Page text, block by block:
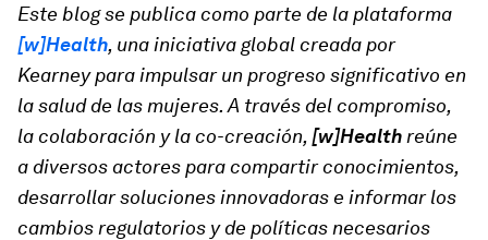
Este blog se publica como parte de la plataforma
[w]Health, una iniciativa global creada por
Kearney para impulsar un progreso significativo en
la salud de las mujeres. A través del compromiso,
la colaboración y la co-creación, [w]Health reúne
a diversos actores para compartir conocimientos,
desarrollar soluciones innovadoras e informar los
cambios regulatorios y de políticas necesarios